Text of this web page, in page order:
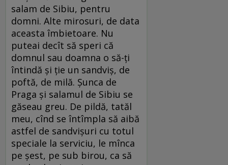
salam de Sibiu, pentru
domni. Alte mirosuri, de data
aceasta îmbietoare. Nu
puteai decît să speri că
domnul sau doamna o să-ți
întindă și ție un sandviș, de
poftă, de milă. Șunca de
Praga și salamul de Sibiu se
găseau greu. De pildă, tatăl
meu, cînd se întîmpla să aibă
astfel de sandvișuri cu totul
speciale la serviciu, le mînca
pe șest, pe sub birou, ca să